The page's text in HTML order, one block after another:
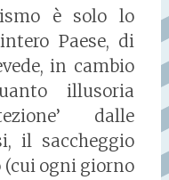
è solo lo
Paese, di
in cambio
illusoria
dalle
il saccheggio
ogni giorno